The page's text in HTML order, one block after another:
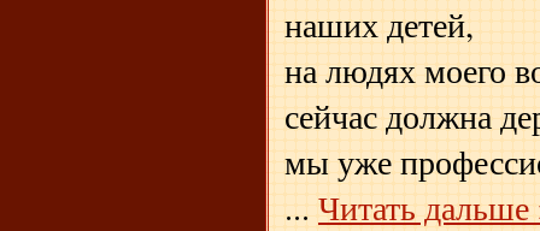
наших детей,
на людях моего
сейчас должна
мы уже
... Читать дальше